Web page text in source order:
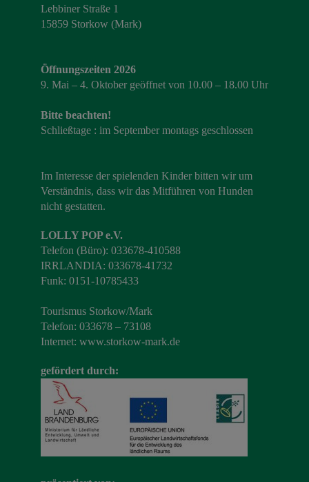
Lebbiner Straße 1
15859 Storkow (Mark)
Öffnungszeiten 2026
9. Mai – 4. Oktober geöffnet von 10.00 – 18.00 Uhr
Bitte beachten!
Schließtage : im September montags geschlossen
Im Interesse der spielenden Kinder bitten wir um
Verständnis, dass wir das Mitführen von Hunden
nicht gestatten.
LOLLY POP e.V.
Telefon (Büro): 033678-410588
IRRLANDIA: 033678-41732
Funk: 0151-10785433
Tourismus Storkow/Mark
Telefon: 033678 – 73108
Internet: www.storkow-mark.de
gefördert durch: